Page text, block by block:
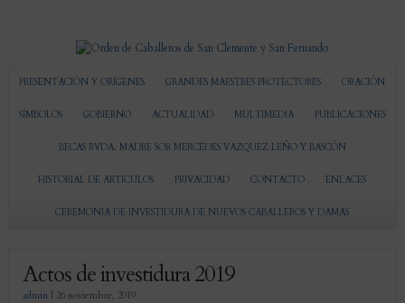
PRESENTACIÓN Y ORÍGENES GRANDES MAESTRES PROTECTORES ORACIÓN
SÍMBOLOS GOBIERNO ACTUALIDAD MULTIMEDIA PUBLICACIONES
BECAS RVDA. MADRE SOR MERCEDES VAZQUEZ LEÑO Y BASCÓN
HISTORIAL DE ARTICULOS PRIVACIDAD CONTACTO ENLACES
CEREMONIA DE INVESTIDURA DE NUEVOS CABALLEROS Y DAMAS
Actos de investidura 2019
admin | 26 noviembre, 2019